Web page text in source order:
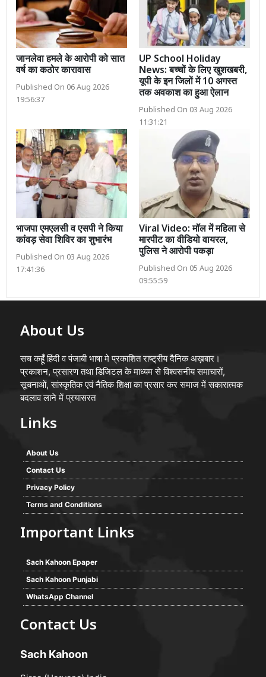
जानलेवा हमले के आरोपी को सात
वर्ष का कठोर कारावास
Published On 06 Aug 2026
19:56:37
UP School Holiday
News: बच्चों के लिए खुशखबरी,
यूपी के इन जिलों में 10 अगस्त
तक अवकाश का हुआ ऐलान
Published On 03 Aug 2026
11:31:21
भाजपा एमएलसी व एसपी ने किया
कांवड़ सेवा शिविर का शुभारंभ
Published On 03 Aug 2026
17:41:36
Viral Video: मॉल में महिला से
मारपीट का वीडियो वायरल,
पुलिस ने आरोपी पकड़ा
Published On 05 Aug 2026
09:55:59
About Us
सच कहूँ हिंदी व पंजाबी भाषा मे प्रकाशित राष्ट्रीय दैनिक अख़बार।
प्रकाशन, प्रसारण तथा डिजिटल के माध्यम से विश्वसनीय समाचारों,
सूचनाओं, सांस्कृतिक एवं नैतिक शिक्षा का प्रसार कर समाज में सकारात्मक
बदलाव लाने में प्रयासरत
Links
About Us
Contact Us
Privacy Policy
Terms and Conditions
Important Links
Sach Kahoon Epaper
Sach Kahoon Punjabi
WhatsApp Channel
Contact Us
Sach Kahoon